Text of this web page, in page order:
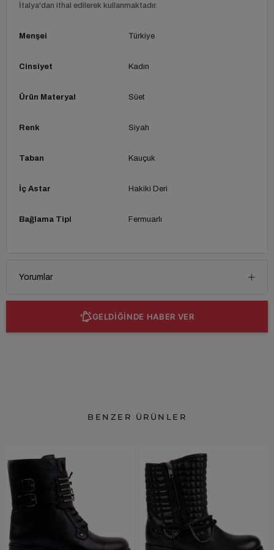
İtalya'dan ithal edilerek kullanmaktadır.
Menşei Türkiye
Cinsiyet Kadın
Ürün Materyal Süet
Renk Siyah
Taban Kauçuk
İç Astar Hakiki Deri
Bağlama Tipi Fermuarlı
Yorumlar
GELDİĞİNDE HABER VER
BENZER ÜRÜNLER